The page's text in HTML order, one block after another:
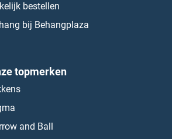
bestellen
bij Behangplaza
topmerken
and Ball